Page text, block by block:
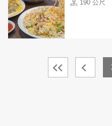
190 公尺